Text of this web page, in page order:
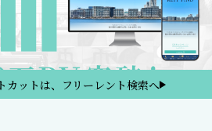
カットは、フリーレント検索へ